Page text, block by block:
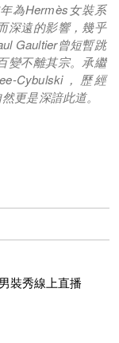
為Hermès女裝系
深遠的影響，幾乎
Gaultier曾短暫跳
變不離其宗。承繼
Cybulski，歷經
更是深諳此道。
裝秀線上直播